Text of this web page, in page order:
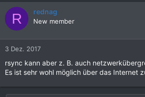
R rednag
New member
3 Dez. 2017
rsync kann aber z. B. auch
Es ist sehr wohl möglich über das Internet